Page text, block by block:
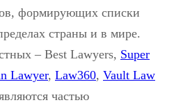
формирующих списки
страны и в мире.
– Best Lawyers, Super
Lawyer, Law360, Vault Law
частью